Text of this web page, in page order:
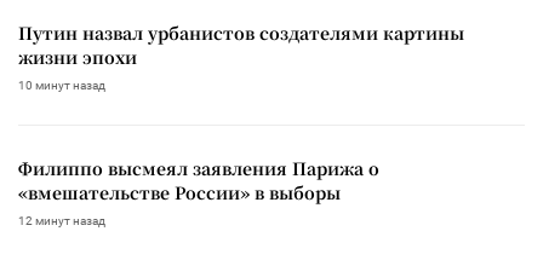
Путин назвал урбанистов создателями картины
жизни эпохи
10 минут назад
Филиппо высмеял заявления Парижа о
«вмешательстве России» в выборы
12 минут назад